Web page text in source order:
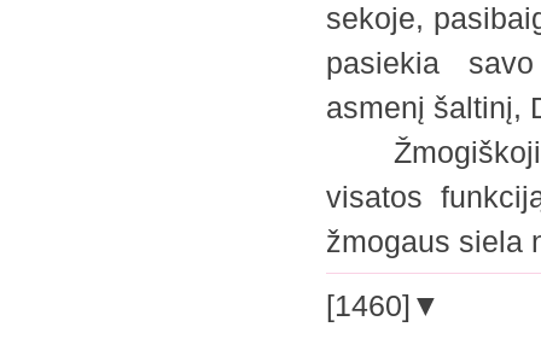
sekoje,
pasiekia
asmenį šaltinį,
Žmogiškoji
visatos
žmogaus
[1460]▼